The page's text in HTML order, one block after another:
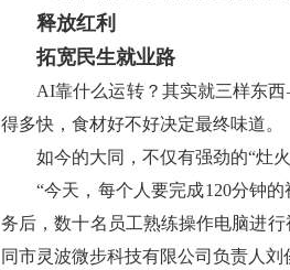
释放红利
拓宽民生就业路
AI靠什么运转？其实就三样东
得多快，食材好不好决定最终味道。
如今的大同，不仅有强劲的“灶
“今天，每个人要完成120分钟
务后，数十名员工熟练操作电脑进
同市灵波微步科技有限公司负责人